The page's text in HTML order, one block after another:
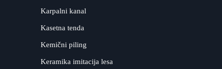
Karpalni kanal
Kasetna tenda
Kemični piling
Keramika imitacija lesa